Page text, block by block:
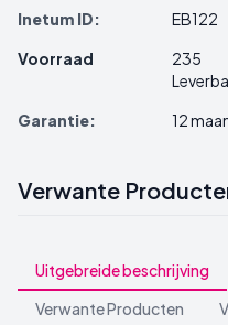
Inetum ID:
EB122
Voorraad
235
Garantie:
12
Verwante
Uitgebreide beschrijving
Verwante Producten